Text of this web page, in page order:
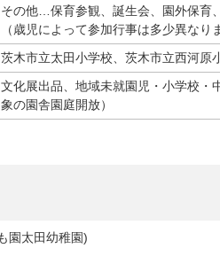
その他…保育参観、誕生会、園外保育
（歳児によって参加行事は多少異なり
茨木市立太田小学校、茨木市立西河原
文化展出品、地域未就園児・小学校・
象の園舎園庭開放）